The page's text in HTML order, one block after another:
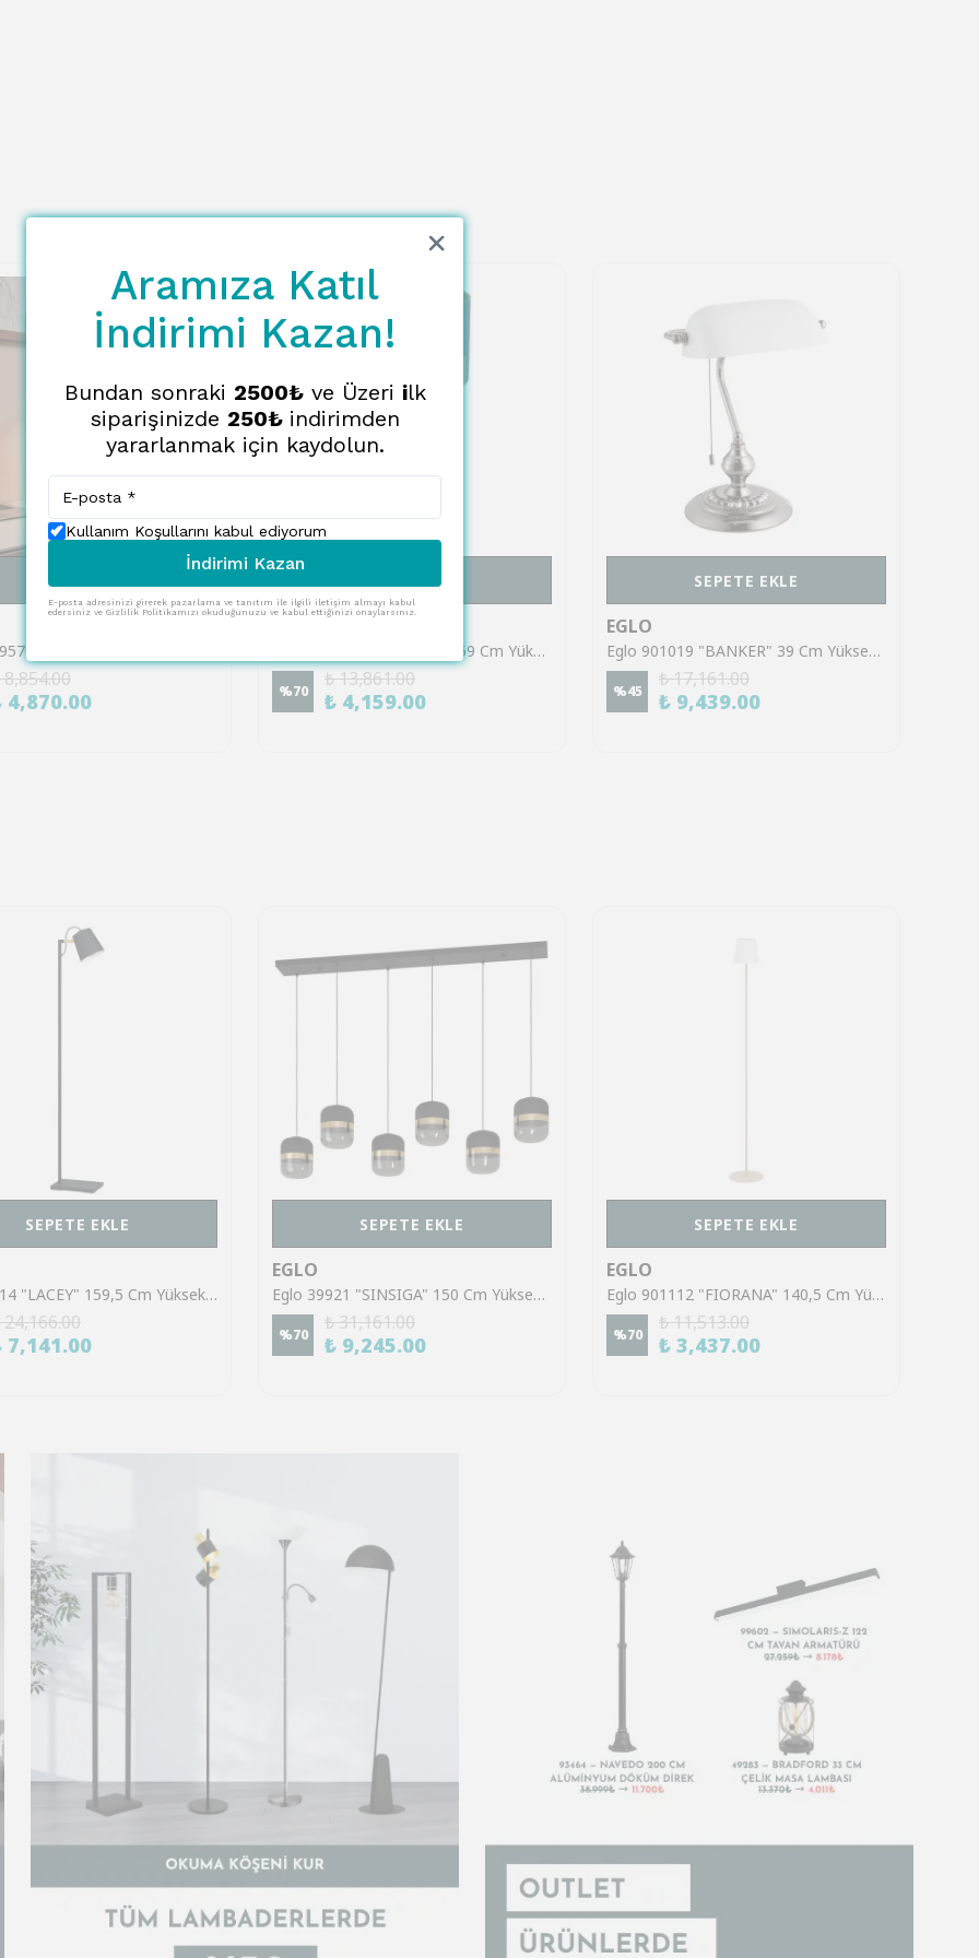
SEPETE EKLE
8,854.00
4,870.00
SEPETE EKLE
Eglo 39965 "TORTOLA 1" 59 Cm Yüksekliğinde Çelik Masa Lambası
%70
₺ 13,861.00
₺ 4,159.00
SEPETE EKLE
EGLO
Eglo 901019 "BANKER" 39 Cm Yüksekliğinde Çelik Masa Lambası
%45
₺ 17,161.00
₺ 9,439.00
SEPETE EKLE
Eglo 43614 "LACEY" 159,5 Cm Yüksekliğinde Çelik, Ahşap Köşe Lambası Lambader
24,166.00
7,141.00
SEPETE EKLE
EGLO
Eglo 39921 "SINSIGA" 150 Cm Yüksekliğinde Çelik Siyah Sarkıt Avize
%70
₺ 31,161.00
₺ 9,245.00
SEPETE EKLE
EGLO
Eglo 901112 "FIORANA" 140,5 Cm Yüksekliğinde Çelik Köşe Lambası Lambader
%70
₺ 11,513.00
₺ 3,437.00
Aramıza Katıl
İndirimi Kazan!
Bundan sonraki 2500₺ve Üzeri ilk
siparişinizde 250₺ indirimden
yararlanmak için kaydolun.
Kullanım Koşullarını kabul ediyorum
İndirimi Kazan
E-posta adresinizi girerek pazarlama ve tanıtım ile ilgili iletişim almayı kabul
edersiniz ve Gizlilik Politikamızı okuduğunuzu ve kabul ettiğinizi onaylarsınız.